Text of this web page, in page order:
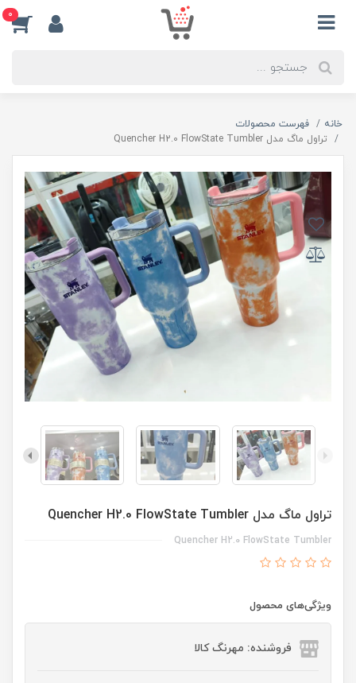
0
خانه
فهرست محصولات
تراول ماگ مدل Quencher H2.0 FlowState Tumbler
تراول ماگ مدل Quencher H2.0 FlowState Tumbler
Quencher H2.0 FlowState Tumbler
ویژگی‌های محصول
فروشنده: مهرنگ کالا